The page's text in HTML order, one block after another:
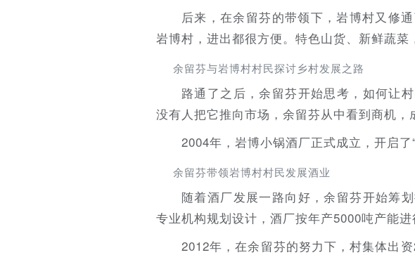
后来，在余留芬的带领下，岩博村又修
岩博村，进出都很方便。特色山货、新鲜蔬菜
余留芬与岩博村村民探讨乡村发展之路
路通了之后，余留芬开始思考，如何让
没有人把它推向市场，余留芬从中看到商机
2004年，岩博小锅酒厂正式成立，开启了
余留芬带领岩博村村民发展酒业
随着酒厂发展一路向好，余留芬开始筹
专业机构规划设计，酒厂按年产5000吨产能进
2012年，在余留芬的努力下，村集体出